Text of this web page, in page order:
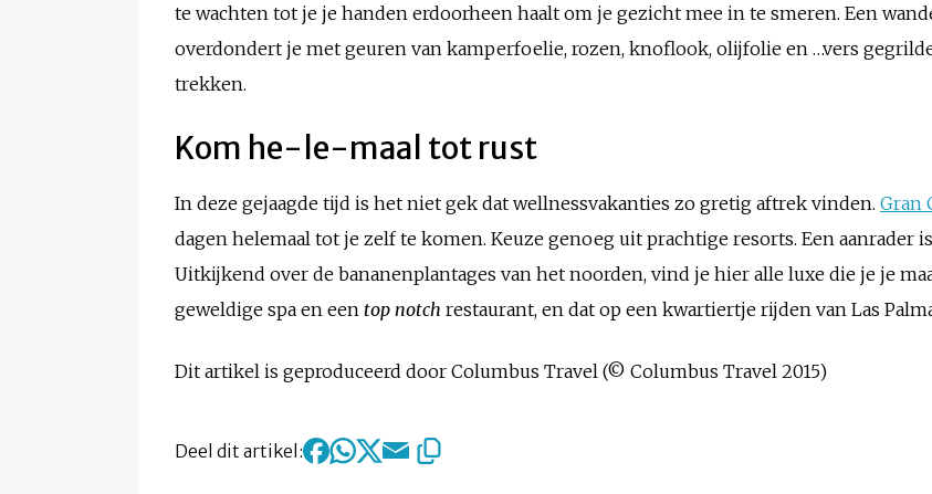
te wachten tot je je handen erdoorheen haalt om je gezicht mee in te smeren. Een
overdondert je met geuren van kamperfoelie, rozen, knoflook, olijfolie en …vers
trekken.
Kom he-le-maal tot rust
In deze gejaagde tijd is het niet gek dat wellnessvakanties zo gretig aftrek vinden. Gran
dagen helemaal tot je zelf te komen. Keuze genoeg uit prachtige resorts. Een aanrader
Uitkijkend over de bananenplantages van het noorden, vind je hier alle luxe die je je
geweldige spa en een top notch restaurant, en dat op een kwartiertje rijden van Las
Dit artikel is geproduceerd door Columbus Travel (© Columbus Travel 2015)
Deel dit artikel: